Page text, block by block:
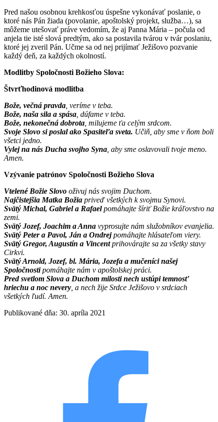
Pred našou osobnou krehkosťou úspešne vykonávať poslanie, o
ktoré nás Pán žiada (povolanie, apoštolský projekt, služba…), sa
môžeme utešovať práve vedomím, že aj Panna Mária – počula od
anjela tie isté slová predtým, ako sa postavila tvárou v tvár poslaniu,
ktoré jej zveril Pán. Učme sa od nej prijímať Ježišovo pozvanie
každý deň, za každých okolností.
Modlitby Spoločnosti Božieho Slova:
Štvrťhodinová modlitba
Bože, večná pravda , veríme v teba.
Bože, naša sila a spása , dúfame v teba.
Bože, nekonečná dobrota , milujeme ťa celým srdcom.
Svoje Slovo si poslal ako Spasiteľa sveta. Učiň, aby sme v ňom boli
všetci jedno.
Vylej na nás Ducha svojho Syna , aby sme oslavovali tvoje meno.
Amen.
Vzývanie patrónov Spoločnosti Božieho Slova
Vtelené Božie Slovo oživuj nás svojim Duchom.
Najčistejšia Matka Božia priveď všetkých k svojmu Synovi.
Svätý Michal, Gabriel a Rafaelpomáhajte šíriť Božie kráľovstvo na
zemi.
Svätý Jozef, Joachim a Anna vyprosujte nám služobníkov evanjelia.
Svätý Peter a Pavol, Ján a Ondrejpomáhajte hlásateľom viery.
Svätý Gregor, Augustín a Vincentprihovárajte sa za všetky stavy
Cirkvi.
Svätý Arnold, Jozef, bl. Mária, Jozefa a mučeníci našej
Spoločnostipomáhajte nám v apoštolskej práci.
Pred svetlom Slova a Duchom milosti nech ustúpi temnosť
hriechu a noc nevery , a nech žije Srdce Ježišovo v srdciach
všetkých ľudí. Amen.
Publikované dňa: 30. apríla 2021